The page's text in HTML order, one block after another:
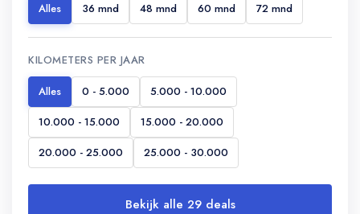
Alles 36 mnd 48 mnd 60 mnd 72 mnd
KILOMETERS PER JAAR
Alles 0 - 5.000
5.000 - 10.000
10.000 - 15.000
15.000 - 20.000
20.000 - 25.000
25.000 - 30.000
Bekijk alle 29 deals